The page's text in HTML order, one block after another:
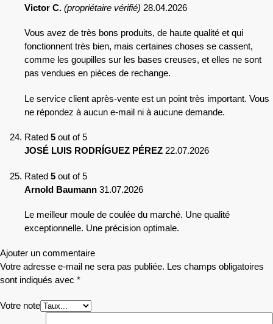
Victor C. (propriétaire vérifié) 28.04.2026
Vous avez de très bons produits, de haute qualité et qui
fonctionnent très bien, mais certaines choses se cassent,
comme les goupilles sur les bases creuses, et elles ne sont
pas vendues en pièces de rechange.
Le service client après-vente est un point très important. Vous
ne répondez à aucun e-mail ni à aucune demande.
Rated 5 out of 5
JOSÉ LUIS RODRÍGUEZ PÉREZ 22.07.2026
Rated 5 out of 5
Arnold Baumann 31.07.2026
Le meilleur moule de coulée du marché. Une qualité
exceptionnelle. Une précision optimale.
Ajouter un commentaire
Votre adresse e-mail ne sera pas publiée. Les champs obligatoires
sont indiqués avec *
Votre note